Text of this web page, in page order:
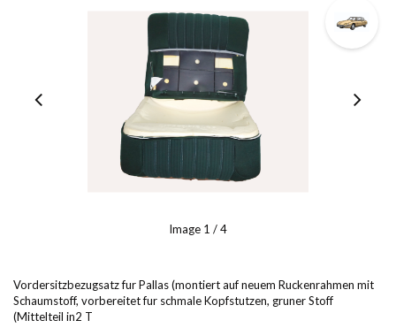
Image 1 / 4
Vordersitzbezugsatz fur Pallas (montiert auf neuem Ruckenrahmen mit
Schaumstoff, vorbereitet fur schmale Kopfstutzen, gruner Stoff
(Mittelteil in2 T